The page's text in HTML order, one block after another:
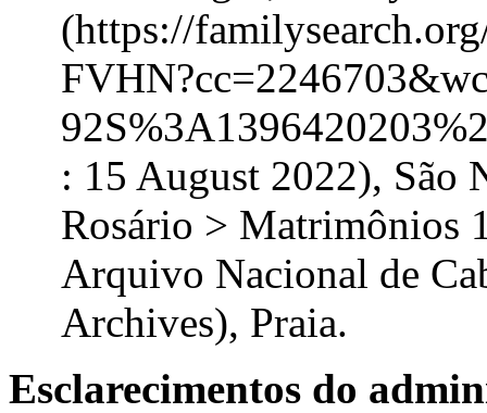
(https://
: 15 August 2022), São
Rosário > Matrimônios
Arquivo Nacional de
Archives), Praia.
Esclarecimentos do